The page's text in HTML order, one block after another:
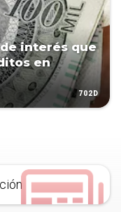
interés que
en
702D